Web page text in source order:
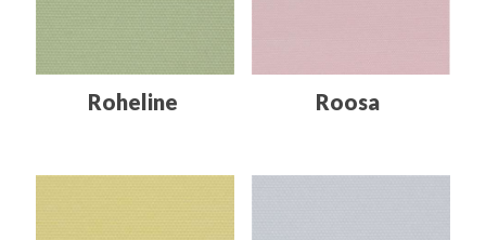
Roheline Roosa